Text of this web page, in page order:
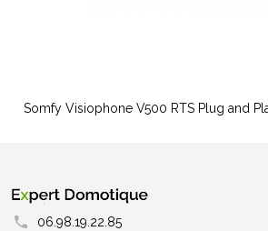
Somfy Visiophone V500 RTS Plug and
06.98.19.22.85